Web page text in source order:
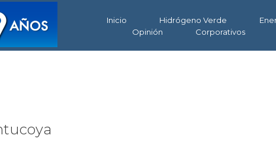
Inicio Hidrógeno Verde
Opinión
Corporativos